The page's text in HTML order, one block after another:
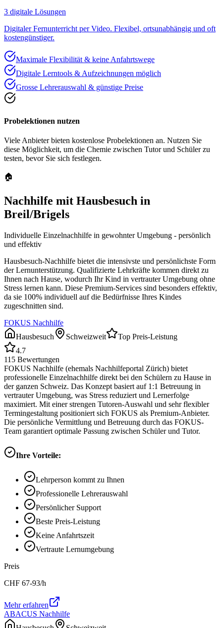
3 digitale Lösungen
Digitaler Fernunterricht per Video. Flexibel, ortsunabhängig und oft
kostengünstiger.
Maximale Flexibilität & keine Anfahrtswege
Digitale Lerntools & Aufzeichnungen möglich
Grosse Lehrerauswahl & günstige Preise
Probelektionen nutzen
Viele Anbieter bieten kostenlose Probelektionen an. Nutzen Sie
diese Möglichkeit, um die Chemie zwischen Tutor und Schüler zu
testen, bevor Sie sich festlegen.
🏠
Nachhilfe mit Hausbesuch in
Breil/Brigels
Individuelle Einzelnachhilfe in gewohnter Umgebung - persönlich
und effektiv
Hausbesuch-Nachhilfe bietet die intensivste und persönlichste Form
der Lernunterstützung. Qualifizierte Lehrkräfte kommen direkt zu
Ihnen nach Hause, wodurch Ihr Kind in vertrauter Umgebung ohne
Stress lernen kann. Diese Premium-Services sind besonders effektiv,
da sie 100% individuell auf die Bedürfnisse Ihres Kindes
zugeschnitten sind.
FOKUS Nachhilfe
Hausbesuch
Schweizweit
Top Preis-Leistung
4.7
115 Bewertungen
FOKUS Nachhilfe (ehemals Nachhilfeportal Zürich) bietet
professionelle Einzelnachhilfe direkt bei den Schülern zu Hause in
der ganzen Schweiz. Das Konzept basiert auf 1:1 Betreuung in
vertrauter Umgebung, was Stress reduziert und Lernerfolge
maximiert. Mit einer strengen Tutoren-Auswahl und sehr flexibler
Termingestaltung positioniert sich FOKUS als Premium-Anbieter.
Die persönliche Vermittlung und Betreuung durch das FOKUS-
Team garantiert optimale Passung zwischen Schüler und Tutor.
Ihre Vorteile:
Lehrperson kommt zu Ihnen
Professionelle Lehrerauswahl
Persönlicher Support
Beste Preis-Leistung
Keine Anfahrtszeit
Vertraute Lernumgebung
Preis
CHF 67-93/h
Mehr erfahren
ABACUS Nachhilfe